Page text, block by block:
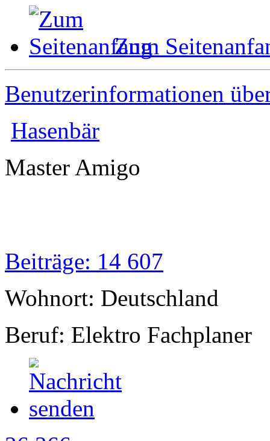
Zum
Benutzerinformationen
Hasenbär
Master Amigo
Beiträge: 14 607
Wohnort: Deutschland
Beruf: Elektro Fachplaner